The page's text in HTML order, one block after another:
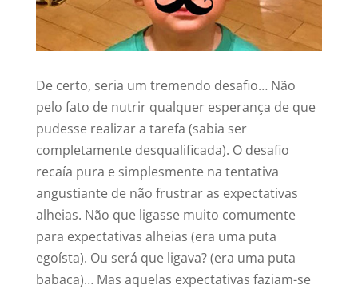
De certo, seria um tremendo desafio… Não
pelo fato de nutrir qualquer esperança de que
pudesse realizar a tarefa (sabia ser
completamente desqualificada). O desafio
recaía pura e simplesmente na tentativa
angustiante de não frustrar as expectativas
alheias. Não que ligasse muito comumente
para expectativas alheias (era uma puta
egoísta). Ou será que ligava? (era uma puta
babaca)… Mas aquelas expectativas faziam-se